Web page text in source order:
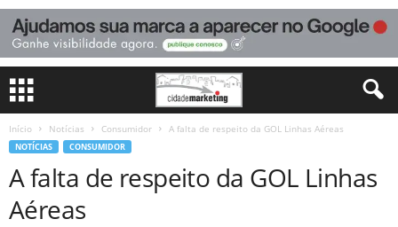
Início Notícias Consumidor A falta de respeito da GOL Linhas Aéreas
NOTÍCIAS CONSUMIDOR
A falta de respeito da GOL Linhas
Aéreas